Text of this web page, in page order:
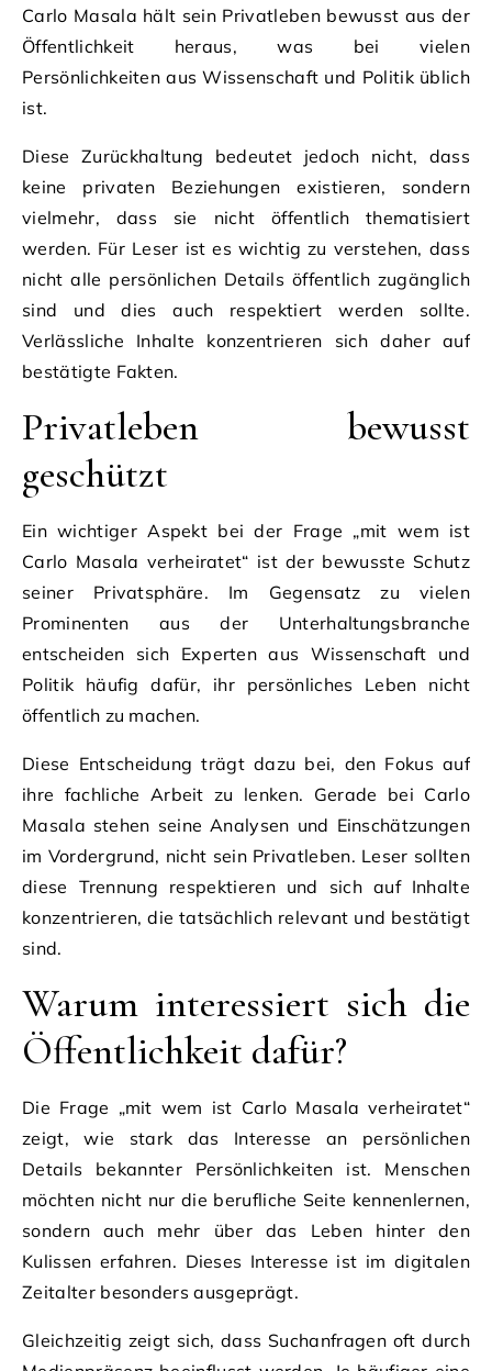
Carlo Masala hält sein Privatleben bewusst aus der
Öffentlichkeit heraus, was bei vielen
Persönlichkeiten aus Wissenschaft und Politik üblich
ist.
Diese Zurückhaltung bedeutet jedoch nicht, dass
keine privaten Beziehungen existieren, sondern
vielmehr, dass sie nicht öffentlich thematisiert
werden. Für Leser ist es wichtig zu verstehen, dass
nicht alle persönlichen Details öffentlich zugänglich
sind und dies auch respektiert werden sollte.
Verlässliche Inhalte konzentrieren sich daher auf
bestätigte Fakten.
Privatleben bewusst
geschützt
Ein wichtiger Aspekt bei der Frage „mit wem ist
Carlo Masala verheiratet“ ist der bewusste Schutz
seiner Privatsphäre. Im Gegensatz zu vielen
Prominenten aus der Unterhaltungsbranche
entscheiden sich Experten aus Wissenschaft und
Politik häufig dafür, ihr persönliches Leben nicht
öffentlich zu machen.
Diese Entscheidung trägt dazu bei, den Fokus auf
ihre fachliche Arbeit zu lenken. Gerade bei Carlo
Masala stehen seine Analysen und Einschätzungen
im Vordergrund, nicht sein Privatleben. Leser sollten
diese Trennung respektieren und sich auf Inhalte
konzentrieren, die tatsächlich relevant und bestätigt
sind.
Warum interessiert sich die
Öffentlichkeit dafür?
Die Frage „mit wem ist Carlo Masala verheiratet“
zeigt, wie stark das Interesse an persönlichen
Details bekannter Persönlichkeiten ist. Menschen
möchten nicht nur die berufliche Seite kennenlernen,
sondern auch mehr über das Leben hinter den
Kulissen erfahren. Dieses Interesse ist im digitalen
Zeitalter besonders ausgeprägt.
Gleichzeitig zeigt sich, dass Suchanfragen oft durch